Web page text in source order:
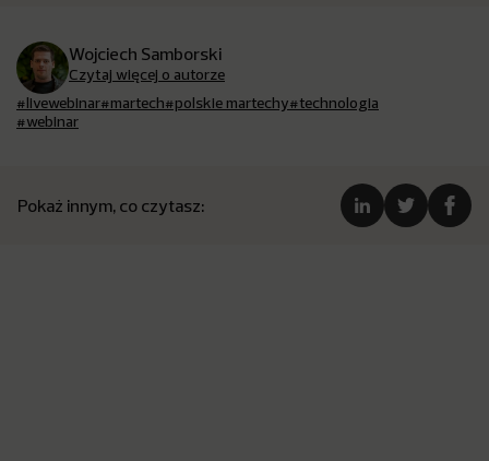
Wojciech Samborski
Czytaj więcej o autorze
#livewebinar#martech#polskie martechy#technologia
#webinar
Pokaż innym, co czytasz: